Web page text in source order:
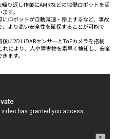
り返し作業にAMRなどの協働ロボットを活
す。
ロボットが自動減速・停止するなど、事故
より高い安全性を確保することが可能で
に2D LiDARセンサーとToFカメラを搭載
れにより、人や障害物を素早く検知し、安全
ます。